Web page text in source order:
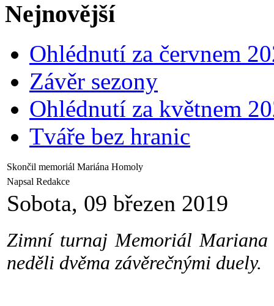
Nejnovější
Ohlédnutí za červnem
Závěr sezony
Ohlédnutí za květnem
Tváře bez hranic
Skončil memoriál Mariána Homoly
Napsal Redakce
Sobota, 09 březen 2019
Zimní turnaj Memoriál
neděli dvěma závěrečnými duely.